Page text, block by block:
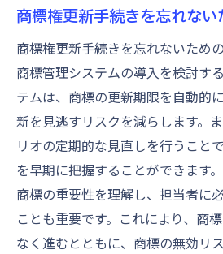
商標権更新手続きを忘れない
商標権更新手続きを忘れないため
商標管理システムの導入を検討す
テムは、商標の更新期限を自動的
新を見逃すリスクを減らします。
リオの定期的な見直しを行うこと
を早期に把握することができます
商標の重要性を理解し、担当者に
ことも重要です。これにより、商
なく進むとともに、商標の無効リ